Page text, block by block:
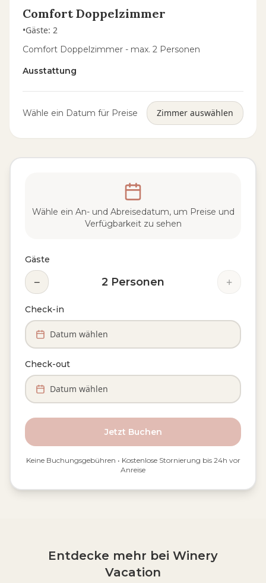
Comfort Doppelzimmer
•Gäste: 2
Comfort Doppelzimmer - max. 2 Personen
Ausstattung
Wähle ein Datum für Preise Zimmer auswählen
Wähle ein An- und Abreisedatum, um Preise und
Verfügbarkeit zu sehen
Gäste
− 2 Personen +
Check-in
Datum wählen
Check-out
Datum wählen
Jetzt Buchen
Keine Buchungsgebühren • Kostenlose Stornierung bis 24h vor
Anreise
Entdecke mehr bei Winery
Vacation